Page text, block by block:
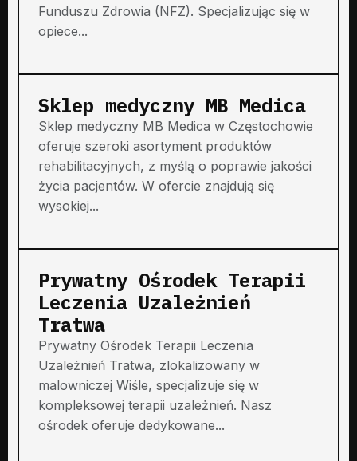
Funduszu Zdrowia (NFZ). Specjalizując się w
opiece...
Sklep medyczny MB Medica
Sklep medyczny MB Medica w Częstochowie
oferuje szeroki asortyment produktów
rehabilitacyjnych, z myślą o poprawie jakości
życia pacjentów. W ofercie znajdują się
wysokiej...
Prywatny Ośrodek Terapii
Leczenia Uzależnień
Tratwa
Prywatny Ośrodek Terapii Leczenia
Uzależnień Tratwa, zlokalizowany w
malowniczej Wiśle, specjalizuje się w
kompleksowej terapii uzależnień. Nasz
ośrodek oferuje dedykowane...